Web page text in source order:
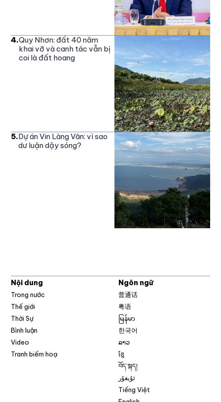
4.Quy Nhơn: đất 40 năm
khai vỡ và canh tác vẫn bị
coi là đất hoang
5.Dự án Vin Làng Vân: vì sao
dư luận dậy sóng?
Nội dung
Trong nước
Thế giới
Thời Sự
Bình luận
Video
Tranh biếm hoạ
Ngôn ngữ
普通话
粤语
မြန်မာ
한국어
ລາວ
ខ្មែ
བོད་སྐད།
ئۇيغۇر
Tiếng Việt